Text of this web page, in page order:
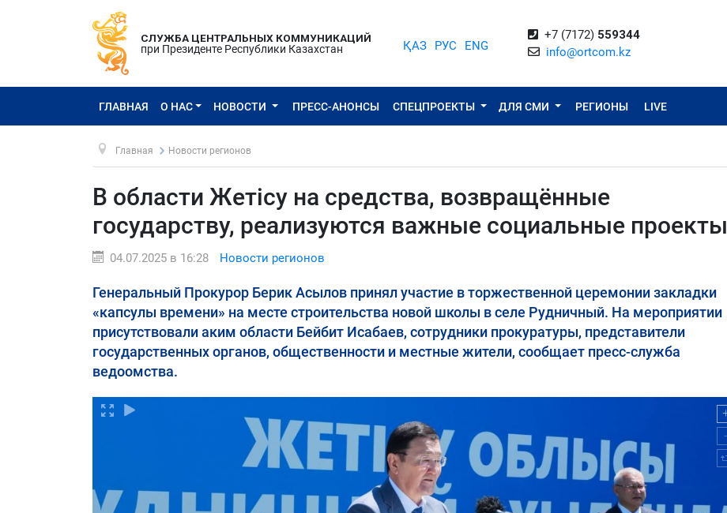
СЛУЖБА ЦЕНТРАЛЬНЫХ КОММУНИКАЦИЙ
при Президенте Республики Казахстан
ҚАЗ РУС ENG
+7 (7172) 559344
info@ortcom.kz
ГЛАВНАЯ О НАС НОВОСТИ ПРЕСС-АНОНСЫ СПЕЦПРОЕКТЫ ДЛЯ СМИ РЕГИОНЫ LIVE
Главная Новости регионов
В области Жетісу на средства, возвращённые
государству, реализуются важные социальные проекты
04.07.2025 в 16:28 Новости регионов
Генеральный Прокурор Берик Асылов принял участие в торжественной церемонии закладки
«капсулы времени» на месте строительства новой школы в селе Рудничный. На мероприятии
присутствовали аким области Бейбит Исабаев, сотрудники прокуратуры, представители
государственных органов, общественности и местные жители, сообщает пресс-служба
ведоомства.